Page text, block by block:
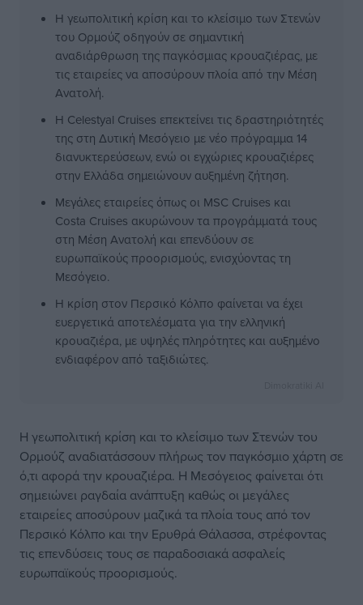
Η γεωπολιτική κρίση και το κλείσιμο των Στενών
του Ορμούζ οδηγούν σε σημαντική
αναδιάρθρωση της παγκόσμιας κρουαζιέρας, με
τις εταιρείες να αποσύρουν πλοία από την Μέση
Ανατολή.
Η Celestyal Cruises επεκτείνει τις δραστηριότητές
της στη Δυτική Μεσόγειο με νέο πρόγραμμα 14
διανυκτερεύσεων, ενώ οι εγχώριες κρουαζιέρες
στην Ελλάδα σημειώνουν αυξημένη ζήτηση.
Μεγάλες εταιρείες όπως οι MSC Cruises και
Costa Cruises ακυρώνουν τα προγράμματά τους
στη Μέση Ανατολή και επενδύουν σε
ευρωπαϊκούς προορισμούς, ενισχύοντας τη
Μεσόγειο.
Η κρίση στον Περσικό Κόλπο φαίνεται να έχει
ευεργετικά αποτελέσματα για την ελληνική
κρουαζιέρα, με υψηλές πληρότητες και αυξημένο
ενδιαφέρον από ταξιδιώτες.
Η γεωπολιτική κρίση και το κλείσιμο των Στενών του
Ορμούζ αναδιατάσσουν πλήρως τον παγκόσμιο χάρτη σε
ό,τι αφορά την κρουαζιέρα. Η Μεσόγειος φαίνεται ότι
σημειώνει ραγδαία ανάπτυξη καθώς οι μεγάλες
εταιρείες αποσύρουν μαζικά τα πλοία τους από τον
Περσικό Κόλπο και την Ερυθρά Θάλασσα, στρέφοντας
τις επενδύσεις τους σε παραδοσιακά ασφαλείς
ευρωπαϊκούς προορισμούς.